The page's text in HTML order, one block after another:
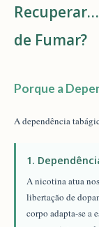
de Fumar?
Porque a
A dependência
1.
A nicotina atua
libertação de
corpo adapta-se a